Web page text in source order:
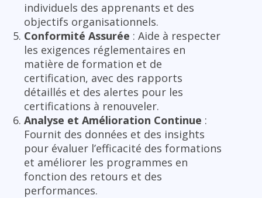
individuels des apprenants et des
objectifs organisationnels.
Conformité Assurée : Aide à respecter
les exigences réglementaires en
matière de formation et de
certification, avec des rapports
détaillés et des alertes pour les
certifications à renouveler.
Analyse et Amélioration Continue :
Fournit des données et des insights
pour évaluer l’efficacité des formations
et améliorer les programmes en
fonction des retours et des
performances.